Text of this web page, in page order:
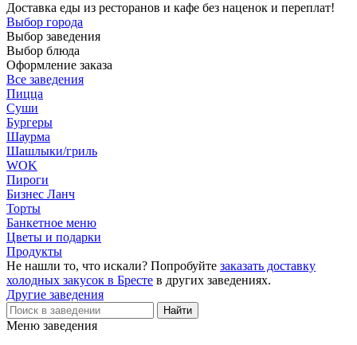
Доставка еды из ресторанов и кафе без наценок и переплат!
Выбор города
Выбор заведения
Выбор блюда
Оформление заказа
Все заведения
Пицца
Суши
Бургеры
Шаурма
Шашлыки/гриль
WOK
Пироги
Бизнес Ланч
Торты
Банкетное меню
Цветы и подарки
Продукты
Не нашли то, что искали? Попробуйте заказать доставку
холодных закусок в Бресте в других заведениях.
Другие заведения
Меню заведения